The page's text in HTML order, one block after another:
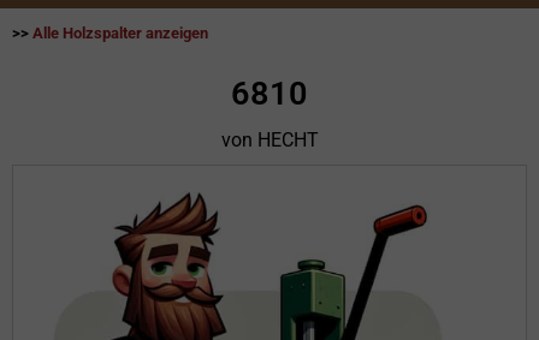
>> Alle Holzspalter anzeigen
6810
von HECHT